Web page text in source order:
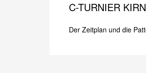
C-TURNIER KIRN
Der Zeitplan und die